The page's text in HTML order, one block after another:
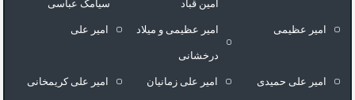
امین قباد سیامک عباسی
امیر عظیمی امیر عظیمی و میلاد
درخشانی
امیر علی
امیر علی حمیدی امیر علی زمانیان امیر علی کریمخانی